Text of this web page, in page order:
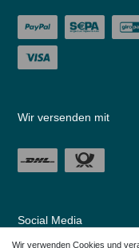
Wir versenden mit
Social Media
Wir verwenden Cookies und